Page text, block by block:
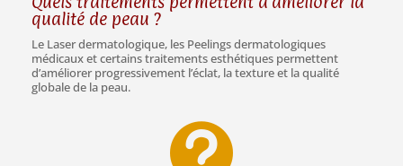
qualité de peau ?
Le Laser dermatologique, les Peelings dermatologiques
médicaux et certains traitements esthétiques permettent
d’améliorer progressivement l’éclat, la texture et la qualité
globale de la peau.
